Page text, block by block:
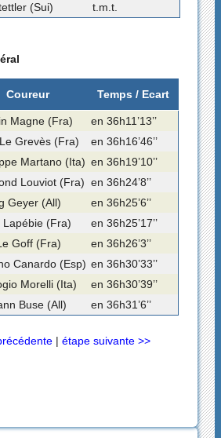
(Sui) t.m.t.
Coureur Temps / Ecart
Magne (Fra)
en 36h11’13’’
Grevès (Fra)
en 36h16’46’’
Martano (Ita) en 36h19’10’’
Louviot (Fra) en 36h24’8’’
Geyer (All)
en 36h25’6’’
Lapébie (Fra)
en 36h25’17’’
Goff (Fra)
en 36h26’3’’
Canardo (Esp) en 36h30’33’’
Morelli (Ita)
en 36h30’39’’
Buse (All) en 36h31’6’’
| étape suivante >>